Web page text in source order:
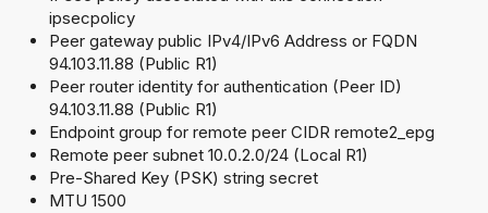
ipsecpolicy
Peer gateway public IPv4/IPv6 Address or FQDN
94.103.11.88 (Public R1)
Peer router identity for authentication (Peer ID)
94.103.11.88 (Public R1)
Endpoint group for remote peer CIDR remote2_epg
Remote peer subnet 10.0.2.0/24 (Local R1)
Pre-Shared Key (PSK) string secret
MTU 1500